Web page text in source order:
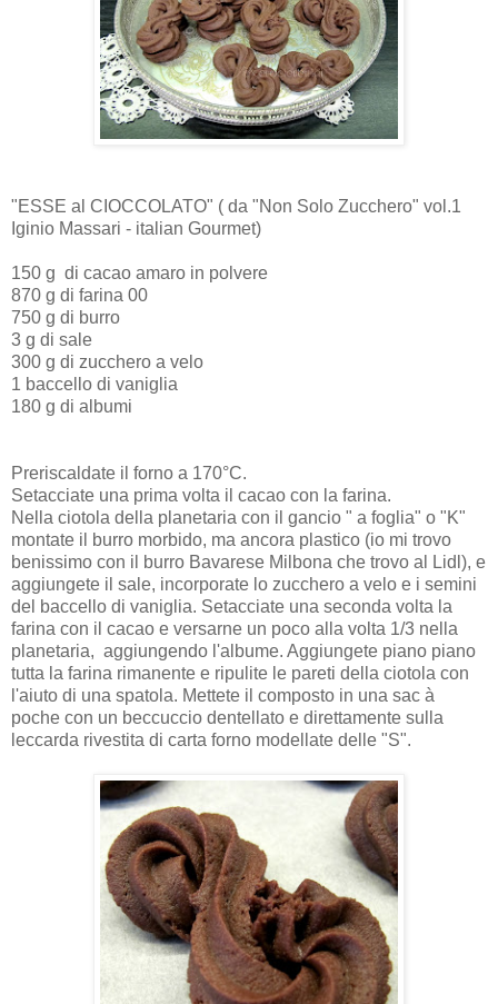
"ESSE al CIOCCOLATO" ( da "Non Solo Zucchero" vol.1
Iginio Massari - italian Gourmet)
150 g di cacao amaro in polvere
870 g di farina 00
750 g di burro
3 g di sale
300 g di zucchero a velo
1 baccello di vaniglia
180 g di albumi
Preriscaldate il forno a 170°C.
Setacciate una prima volta il cacao con la farina.
Nella ciotola della planetaria con il gancio " a foglia" o "K"
montate il burro morbido, ma ancora plastico (io mi trovo
benissimo con il burro Bavarese Milbona che trovo al Lidl), e
aggiungete il sale, incorporate lo zucchero a velo e i semini
del baccello di vaniglia. Setacciate una seconda volta la
farina con il cacao e versarne un poco alla volta 1/3 nella
planetaria, aggiungendo l'albume. Aggiungete piano piano
tutta la farina rimanente e ripulite le pareti della ciotola con
l'aiuto di una spatola. Mettete il composto in una sac à
poche con un beccuccio dentellato e direttamente sulla
leccarda rivestita di carta forno modellate delle "S".